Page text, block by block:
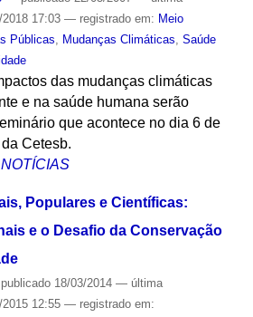
17:03 — registrado em: Meio
Públicas Mudanças Climáticas Saúde
das mudanças climáticas
e na saúde humana serão
que acontece no dia 6 de
Cetesb.
NOTÍCIAS
Populares e Científicas:
e o Desafio da Conservação
publicado18/03/2014 — última
12:55 — registrado em: